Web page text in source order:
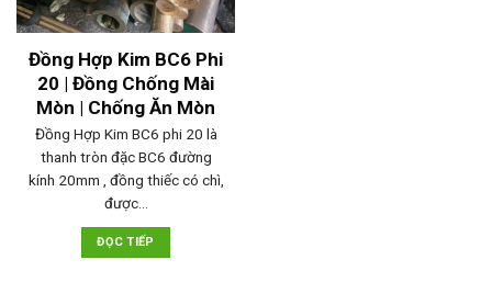
Đồng Hợp Kim BC6 Phi
20 | Đồng Chống Mài
Mòn | Chống Ăn Mòn
Đồng Hợp Kim BC6 phi 20 là
thanh tròn đặc BC6 đường
kính 20mm , đồng thiếc có chì,
được…
ĐỌC TIẾP